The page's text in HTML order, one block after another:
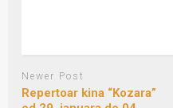
Newer Post
Repertoar kina “Kozara”